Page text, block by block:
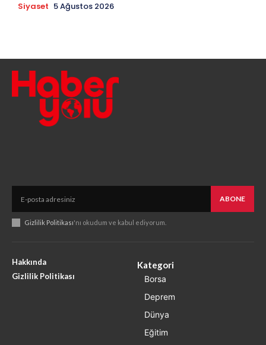
Siyaset 5 Ağustos 2026
ABONE
Gizlilik Politikası'nı okudum ve kabul ediyorum.
Hakkında
Gizlilik Politikası
Kategori
Borsa
Deprem
Dünya
Eğitim